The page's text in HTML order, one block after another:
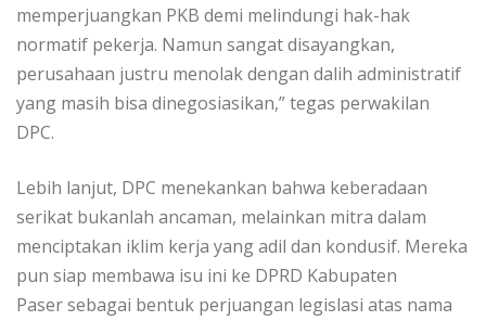
memperjuangkan PKB demi melindungi hak-hak
normatif pekerja. Namun sangat disayangkan,
perusahaan justru menolak dengan dalih administratif
yang masih bisa dinegosiasikan,” tegas perwakilan
DPC.
Lebih lanjut, DPC menekankan bahwa keberadaan
serikat bukanlah ancaman, melainkan mitra dalam
menciptakan iklim kerja yang adil dan kondusif. Mereka
pun siap membawa isu ini ke DPRD Kabupaten
Paser sebagai bentuk perjuangan legislasi atas nama